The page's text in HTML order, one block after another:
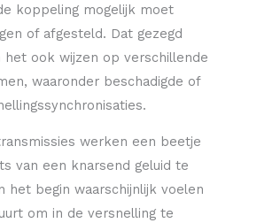
koppeling mogelijk moet
of afgesteld. Dat gezegd
het ook wijzen op verschillende
waaronder beschadigde of
werken een beetje
van een knarsend geluid te
het begin waarschijnlijk voelen
om in de versnelling te